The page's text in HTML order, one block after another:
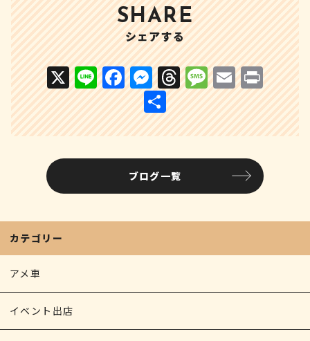
SHARE
シェアする
X Li
n
e
F
a
c
e
b
o
k
M
e
s
s
e
n
e
r
T
h
r
e
a
d
M
e
s
s
a
g
E
m
ai
l
P
ri
n
t
共
有
ブログ一覧
カテゴリー
アメ車
イベント出店